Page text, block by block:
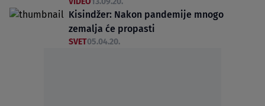
Kisindžer: Nakon pandemije mnogo
zemalja će propasti
SVET05.04.20.